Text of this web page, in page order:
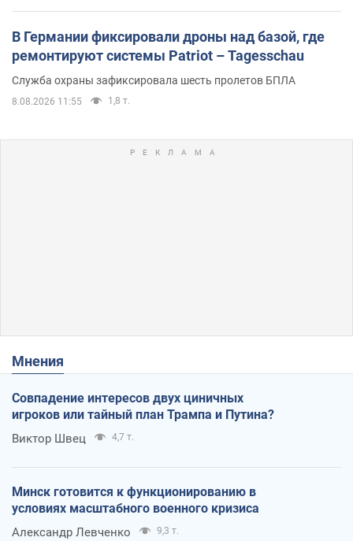
В Германии фиксировали дроны над базой, где
ремонтируют системы Patriot – Tagesschau
Служба охраны зафиксировала шесть пролетов БПЛА
8.08.2026 11:55 1,8 т.
Мнения
Совпадение интересов двух циничных
игроков или тайный план Трампа и Путина?
Виктор Швец 4,7 т.
Минск готовится к функционированию в
условиях масштабного военного кризиса
Александр Левченко 9,3 т.